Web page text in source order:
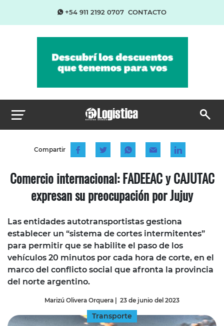
+54 911 2192 0707 CONTACTO
Compartir
Comercio internacional: FADEEAC y CAJUTAC
expresan su preocupación por Jujuy
Las entidades autotransportistas gestiona
establecer un “sistema de cortes intermitentes”
para permitir que se habilite el paso de los
vehículos 20 minutos por cada hora de corte, en el
marco del conflicto social que afronta la provincia
del norte argentino.
Marizú Olivera Orquera | 23 de junio del 2023
Transporte